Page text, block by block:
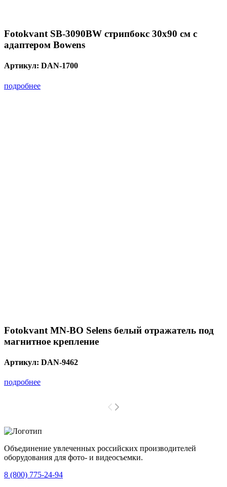
Fotokvant SB-3090BW стрипбокс 30х90 см с
адаптером Bowens
Артикул: DAN-1700
подробнее
Fotokvant MN-BO Selens белый отражатель под
магнитное крепление
Артикул: DAN-9462
подробнее
Объединение увлеченных российских производителей
оборудования для фото- и видеосъемки.
8 (800) 775-24-94